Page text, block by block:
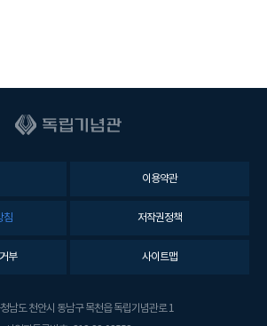
이용약관
침 저작권정책
부 사이트맵
남도 천안시 동남구 목천읍 독립기념관로 1